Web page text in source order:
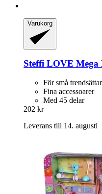
Varukorg
Steffi LOVE Mega
För små
Fina accessoarer
Med 45 delar
202 kr
Leverans till 14. augusti